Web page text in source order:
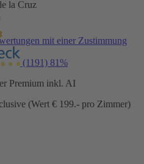
la Cruz
mit einer Zustimmung
(1191) 81%
Premium inkl. AI
(Wert € 199.- pro Zimmer)